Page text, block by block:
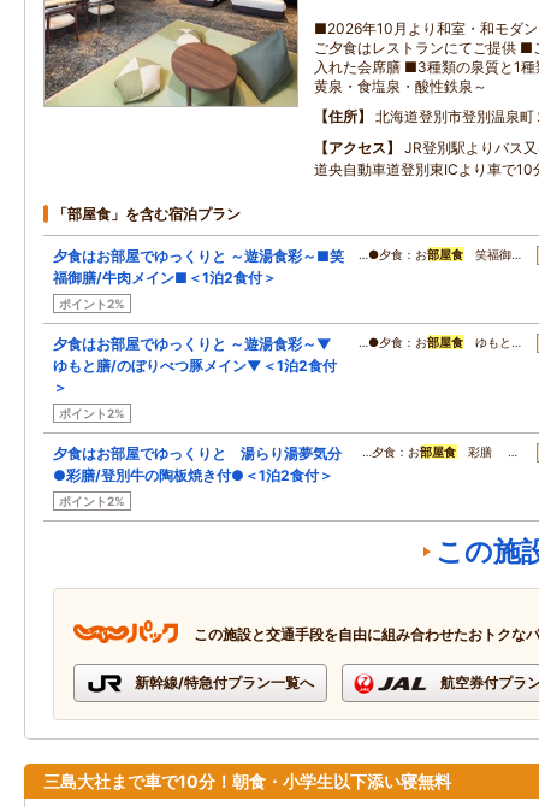
■2026年10月より和室・和モダ
ご夕食はレストランにてご提供 ■
入れた会席膳 ■3種類の泉質と1
黄泉・食塩泉・酸性鉄泉～
住所
北海道登別市登別温泉町
アクセス
JR登別駅よりバス
道央自動車道登別東ICより車で10
「部屋食」を含む宿泊プラン
夕食はお部屋でゆっくりと ～遊湯食彩～■笑
福御膳/牛肉メイン■＜1泊2食付＞
ポイント2%
…●夕食：お部屋食 笑福御…
夕食はお部屋でゆっくりと ～遊湯食彩～▼
ゆもと膳/のぼりべつ豚メイン▼＜1泊2食付
＞
ポイント2%
…●夕食：お部屋食 ゆもと…
夕食はお部屋でゆっくりと 湯らり湯夢気分
●彩膳/登別牛の陶板焼き付●＜1泊2食付＞
ポイント2%
…夕食：お部屋食 彩膳 …
この施
この施設と交通手段を自由に組み合わせたおトクな
新幹線/特急付プラン一覧へ 航空券付プラ
三島大社まで車で10分！朝食・小学生以下添い寝無料